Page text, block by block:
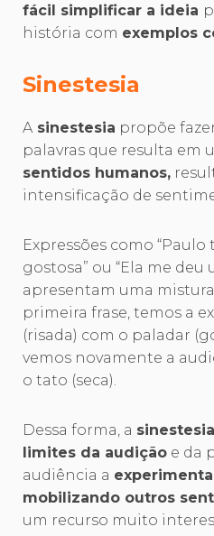
fácil simplificar a ideia
história com exemplos
Sinestesia
A sinestesia propõe
palavras que resulta em
sentidos humanos,
intensificação de
Expressões como
gostosa” ou “Ela me deu
apresentam uma mistura
primeira frase, temos a
(risada) com o paladar
vemos novamente a
o tato (seca).
Dessa forma, a
limites da audição e da
audiência a
mobilizando outros
um recurso muito